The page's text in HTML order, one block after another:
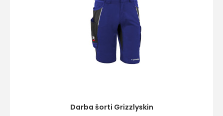
Darba šorti Grizzlyskin